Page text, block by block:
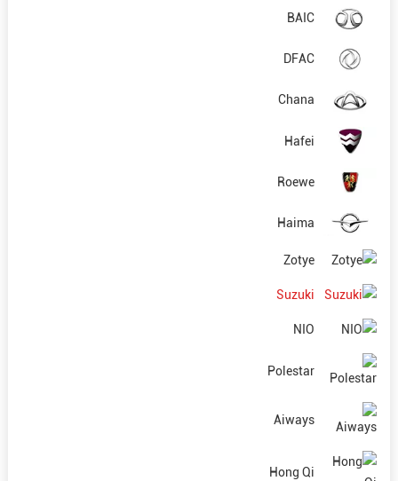
BAIC
DFAC
Chana
Hafei
Roewe
Haima
Zotye
Suzuki
NIO
Polestar
Aiways
Hong Qi